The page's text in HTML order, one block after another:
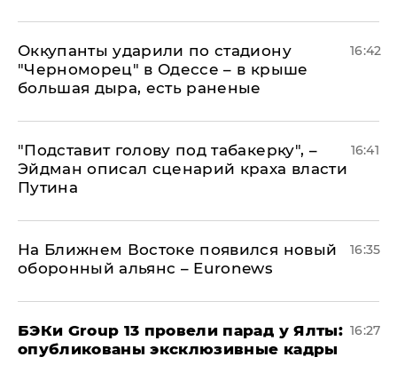
Оккупанты ударили по стадиону
"Черноморец" в Одессе – в крыше
большая дыра, есть раненые
16:42
​"Подставит голову под табакерку", –
Эйдман описал сценарий краха власти
Путина
16:41
На Ближнем Востоке появился новый
оборонный альянс – Euronews
16:35
​БЭКи Group 13 провели парад у Ялты:
опубликованы эксклюзивные кадры
16:27